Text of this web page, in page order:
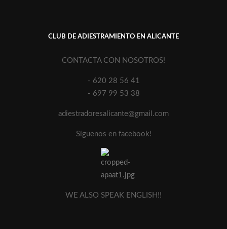
CLUB DE ADIESTRAMIENTO EN ALICANTE
CONTACTA CON NOSOTROS!
- 620 28 56 41
- 697 99 53 38
adiestradoresalicante@gmail.com
Síguenos en facebook!
WE ALSO SPEAK ENGLISH!!